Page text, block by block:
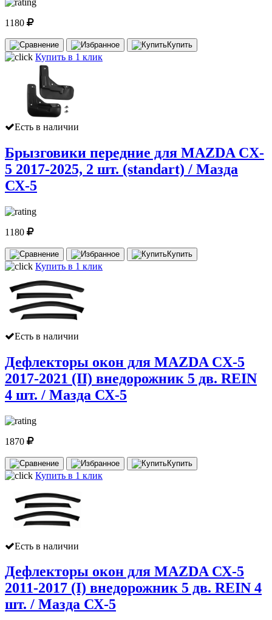
1180
Купить
Купить в 1 клик
Есть в наличии
Брызговики передние для MAZDA CX-
5 2017-2025, 2 шт. (standart) / Мазда
СХ-5
1180
Купить
Купить в 1 клик
Есть в наличии
Дефлекторы окон для MAZDA CX-5
2017-2021 (II) внедорожник 5 дв. REIN
4 шт. / Мазда СХ-5
1870
Купить
Купить в 1 клик
Есть в наличии
Дефлекторы окон для MAZDA СХ-5
2011-2017 (I) внедорожник 5 дв. REIN 4
шт. / Мазда СХ-5